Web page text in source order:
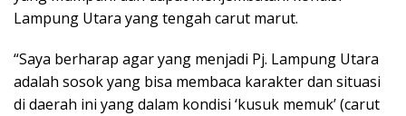
Lampung Utara yang tengah carut marut.
“Saya berharap agar yang menjadi Pj. Lampung Utara
adalah sosok yang bisa membaca karakter dan situasi
di daerah ini yang dalam kondisi ‘kusuk memuk’ (carut